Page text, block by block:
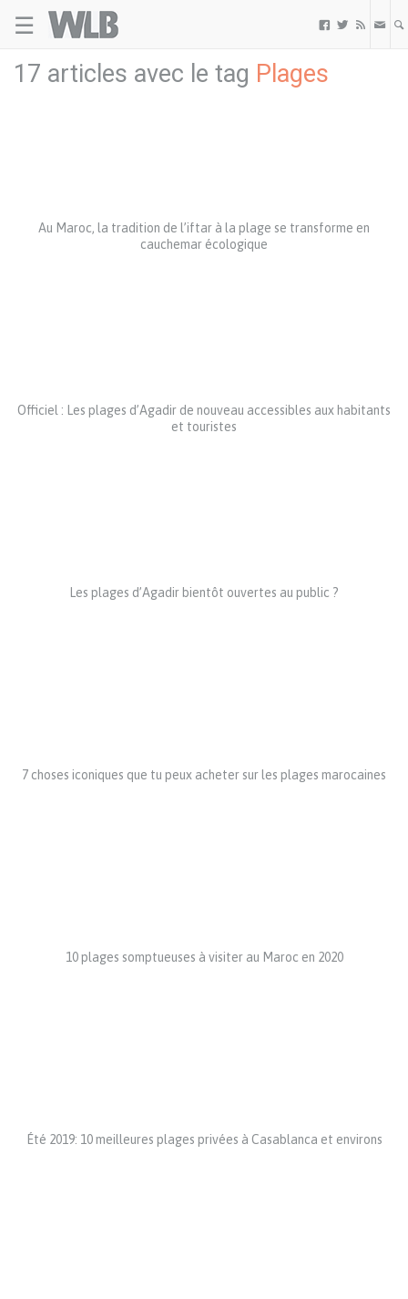
☰   
17 articles avec le tag Plages
Au Maroc, la tradition de l’iftar à la plage se transforme en
cauchemar écologique
Officiel : Les plages d’Agadir de nouveau accessibles aux habitants
et touristes
Les plages d’Agadir bientôt ouvertes au public ?
7 choses iconiques que tu peux acheter sur les plages marocaines
10 plages somptueuses à visiter au Maroc en 2020
Été 2019: 10 meilleures plages privées à Casablanca et environs